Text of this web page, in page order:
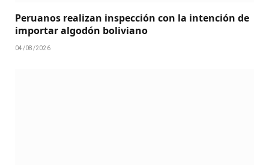
Peruanos realizan inspección con la intención de
importar algodón boliviano
04/08/2026